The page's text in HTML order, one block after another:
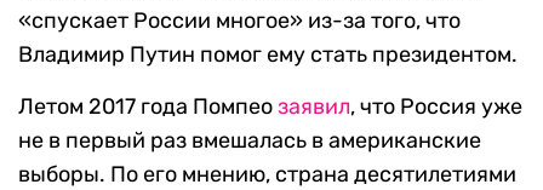
«спускает России многое» из-за того, что
Владимир Путин помог ему стать президентом.
Летом 2017 года Помпеозаявил, что Россия уже
не в первый раз вмешалась в американские
выборы. По его мнению, страна десятилетиями